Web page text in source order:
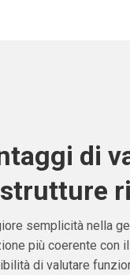
di
semplicità nella
più coerente con
di valutare